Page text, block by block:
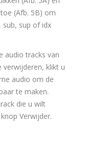
(Afb. 5B) om
sub, sup of idx
audio tracks van
verwijderen, klikt u
audio om de
te maken.
die u wilt
Verwijder.